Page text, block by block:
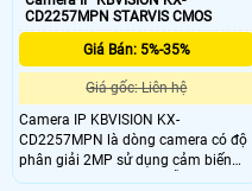
CD2257MPN STARVIS CMOS
Giá Bán: 5%-35%
Giá gốc: Liên hệ
Camera IP KBVISION KX-
CD2257MPN là dòng camera có độ
phân giải 2MP sử dụng cảm biến
STARVIS CMOS 1/2.8" hỗ trợ quay